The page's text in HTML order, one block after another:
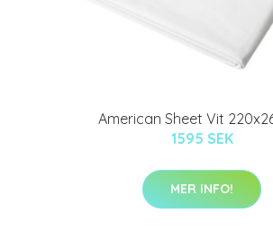
American Sheet Vit
1595 SEK
MER INFO!